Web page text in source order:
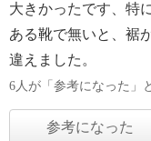
大きかったです、特
ある靴で無いと、裾
違えました。
6人が「参考になった」
参考になった